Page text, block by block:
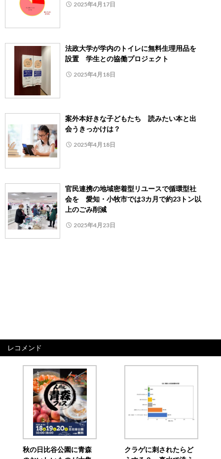
2025年4月17日
法政大学が学内のトイレに無料生理用品を
設置 学生との協働プロジェクト
2025年4月18日
案外本好きな子どもたち 読みたい本と出
会うきっかけは？
2025年4月18日
官民連携の地域密着型リユースで循環型社
会を 愛知・小牧市では3カ月で約23トン以
上のごみ削減
2025年4月23日
レコメンド
秋の日比谷公園に青森
クラゲに刺されたらど